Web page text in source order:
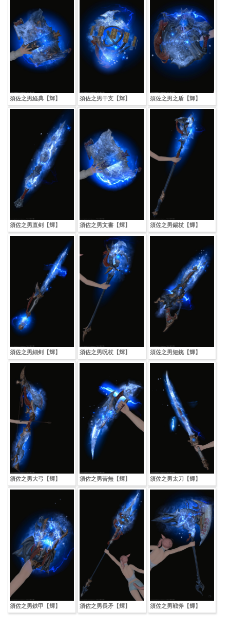
須佐之男経典【輝】 須佐之男干支【輝】 須佐之男之盾【輝】
須佐之男直剣【輝】 須佐之男文書【輝】 須佐之男錫杖【輝】
須佐之男細剣【輝】 須佐之男呪杖【輝】 須佐之男短銃【輝】
須佐之男大弓【輝】 須佐之男苦無【輝】 須佐之男太刀【輝】
須佐之男鉄甲【輝】 須佐之男長矛【輝】 須佐之男戦斧【輝】